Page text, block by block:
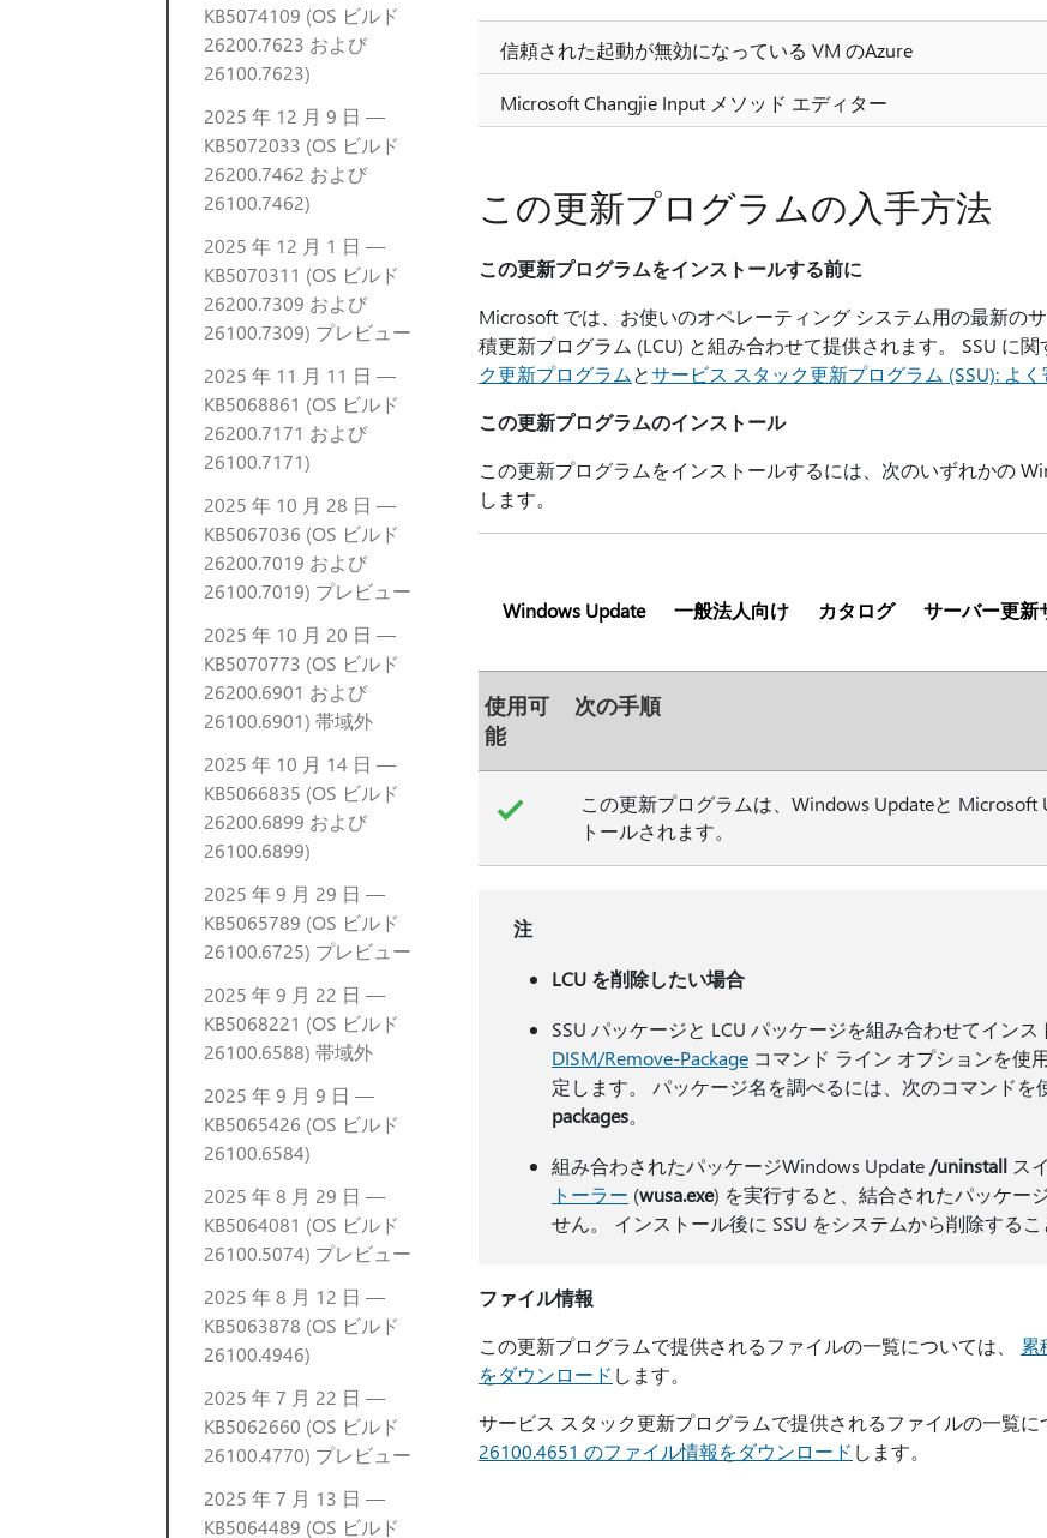
KB5074109 (OS ビルド
26200.7623 および
26100.7623)
2025 年 12 月 9 日 —
KB5072033 (OS ビルド
26200.7462 および
26100.7462)
2025 年 12 月 1 日 —
KB5070311 (OS ビルド
26200.7309 および
26100.7309) プレビュー
2025 年 11 月 11 日 —
KB5068861 (OS ビルド
26200.7171 および
26100.7171)
2025 年 10 月 28 日 —
KB5067036 (OS ビルド
26200.7019 および
26100.7019) プレビュー
2025 年 10 月 20 日 —
KB5070773 (OS ビルド
26200.6901 および
26100.6901) 帯域外
2025 年 10 月 14 日 —
KB5066835 (OS ビルド
26200.6899 および
26100.6899)
2025 年 9 月 29 日 —
KB5065789 (OS ビルド
26100.6725) プレビュー
2025 年 9 月 22 日 —
KB5068221 (OS ビルド
26100.6588) 帯域外
2025 年 9 月 9 日 —
KB5065426 (OS ビルド
26100.6584)
2025 年 8 月 29 日 —
KB5064081 (OS ビルド
26100.5074) プレビュー
2025 年 8 月 12 日 —
KB5063878 (OS ビルド
26100.4946)
2025 年 7 月 22 日 —
KB5062660 (OS ビルド
26100.4770) プレビュー
2025 年 7 月 13 日 —
KB5064489 (OS ビルド
信頼された起動が無効になっている VM のAzure
Microsoft Changjie Input メソッド エディター
この更新プログラムの入手方法
この更新プログラムをインストールする前に
Microsoft では、お使いのオペレーティング システム用の最新の
積更新プログラム (LCU) と組み合わせて提供されます。 SSU に
ク更新プログラムとサービス スタック更新プログラム (SSU): よ
この更新プログラムのインストール
この更新プログラムをインストールするには、次のいずれかの
します。
Windows Update 一般法人向け カタログ サーバー更新
使用可
能
次の手順
この更新プログラムは、Windows Updateと
トールされます。
注
LCU を削除したい場合
SSU パッケージと LCU パッケージを組み合わせてインス
DISM/Remove-Package コマンド ライン オプションを使
定します。 パッケージ名を調べるには、次のコマンドを
packages。
組み合わされたパッケージWindows Update /uninstall ス
トーラー (wusa.exe) を実行すると、結合されたパッケー
せん。 インストール後に SSU をシステムから削除するこ
ファイル情報
この更新プログラムで提供されるファイルの一覧については、 累
をダウンロード します。
サービス スタック更新プログラムで提供されるファイルの一覧に
26100.4651 のファイル情報をダウンロード します。